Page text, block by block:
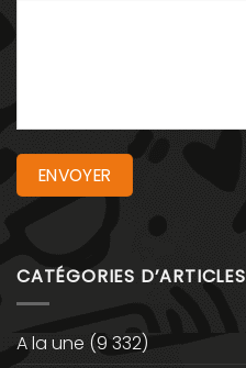
CATÉGORIES D’ARTICLES
A la une (9 332)